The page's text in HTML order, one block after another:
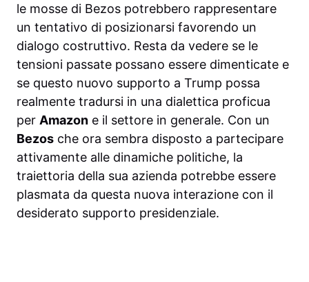
le mosse di Bezos potrebbero rappresentare
un tentativo di posizionarsi favorendo un
dialogo costruttivo. Resta da vedere se le
tensioni passate possano essere dimenticate e
se questo nuovo supporto a Trump possa
realmente tradursi in una dialettica proficua
per Amazon e il settore in generale. Con un
Bezos che ora sembra disposto a partecipare
attivamente alle dinamiche politiche, la
traiettoria della sua azienda potrebbe essere
plasmata da questa nuova interazione con il
desiderato supporto presidenziale.